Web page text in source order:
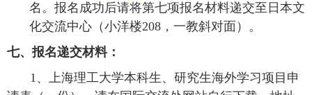
名。报名成功后请将第七项报名材料递交至日本文
化交流中心（小洋楼208 ，一教斜对面）。
七、报名递交材料：
1、上海理工大学本科生、研究生海外学习项目申